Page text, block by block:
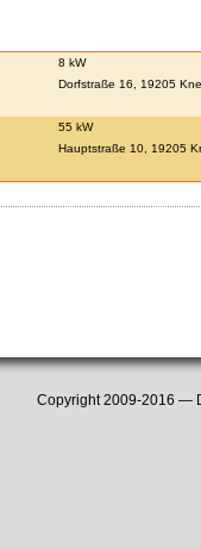
8 kW
Dorfstraße 16, 19205
55 kW
Hauptstraße 10, 19205
Copyright 2009-2016 —